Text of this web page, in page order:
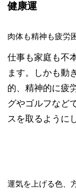
健康運
肉体も精神も疲労
仕事も家庭も不
ます。しかも動
的、精神的に疲
グやゴルフなど
スを取るように
運気を上げる色、